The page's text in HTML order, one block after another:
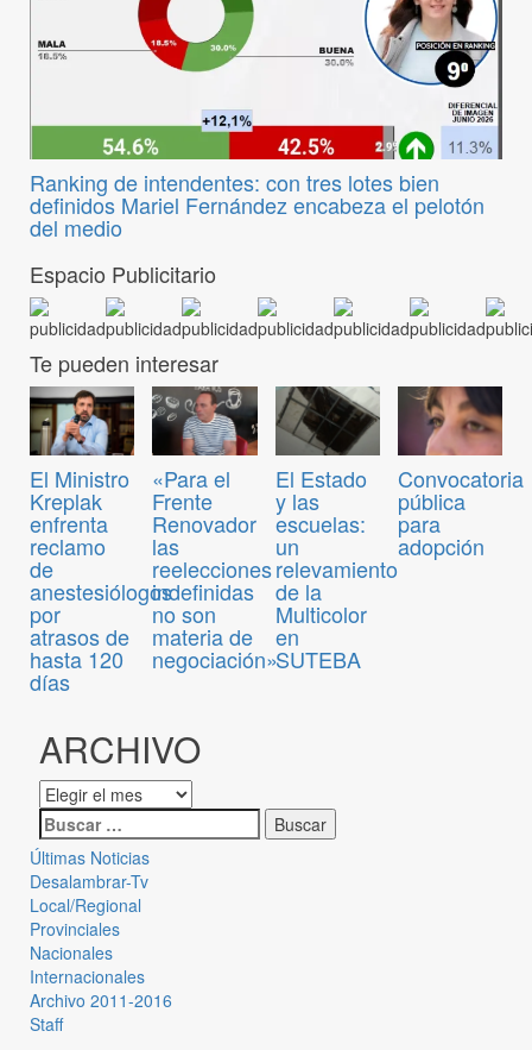
Ranking de intendentes: con tres lotes bien
definidos Mariel Fernández encabeza el pelotón
del medio
Espacio Publicitario
Te pueden interesar
El Ministro
Kreplak
enfrenta
reclamo
de
anestesiólogos
por
atrasos de
hasta 120
días
«Para el
Frente
Renovador
las
reelecciones
indefinidas
no son
materia de
negociación»
El Estado
y las
escuelas:
un
relevamiento
de la
Multicolor
en
SUTEBA
Convocatoria
pública
para
adopción
ARCHIVO
Últimas Noticias
Desalambrar-Tv
Local/Regional
Provinciales
Nacionales
Internacionales
Archivo 2011-2016
Staff